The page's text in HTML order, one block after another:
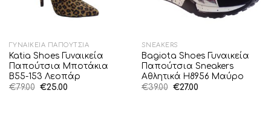
ΓΥΝΑΙΚΕΊΑ ΠΑΠΟΎΤΣΙΑ
Katia Shoes Γυναικεία
Παπούτσια Μποτάκια
Β55-153 Λεοπάρ
€79.00 Original
€25.00Η
SNEAKERS
Bagiota Shoes Γυναικεία
Παπούτσια Sneakers
Αθλητικά H8956 Μαύρο
€39.00 Original
€27.00Η